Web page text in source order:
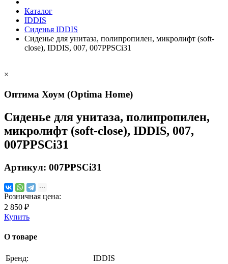
Каталог
IDDIS
Сиденья IDDIS
Сиденье для унитаза, полипропилен, микролифт (soft-
close), IDDIS, 007, 007PPSCi31
×
Оптима Хоум (Optima Home)
Сиденье для унитаза, полипропилен,
микролифт (soft-close), IDDIS, 007,
007PPSCi31
Артикул: 007PPSCi31
Розничная цена:
2 850 ₽
Купить
О товаре
Бренд:
IDDIS